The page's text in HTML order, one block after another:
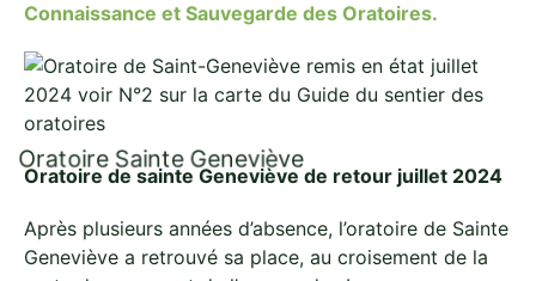
Connaissance et Sauvegarde des Oratoires.
Oratoire Sainte Geneviève
Oratoire de sainte Geneviève de retour juillet 2024
Après plusieurs années d’absence, l’oratoire de Sainte
Geneviève a retrouvé sa place, au croisement de la